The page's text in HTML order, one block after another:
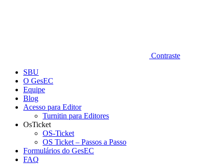
Contraste
SBU
O GesEC
Equipe
Blog
Acesso para Editor
Turnitin para Editores
OsTicket
OS-Ticket
OS Ticket – Passos a Passo
Formulários do GesEC
FAQ